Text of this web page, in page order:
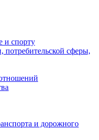
и спорту
сферы,
и дорожного